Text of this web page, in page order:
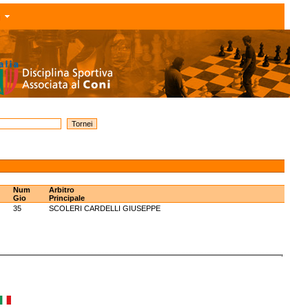
Num
Gio
Arbitro
Principale
35 SCOLERI CARDELLI GIUSEPPE